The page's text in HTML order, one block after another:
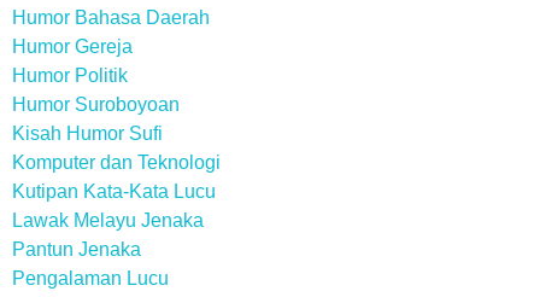
Humor Bahasa Daerah
Humor Gereja
Humor Politik
Humor Suroboyoan
Kisah Humor Sufi
Komputer dan Teknologi
Kutipan Kata-Kata Lucu
Lawak Melayu Jenaka
Pantun Jenaka
Pengalaman Lucu